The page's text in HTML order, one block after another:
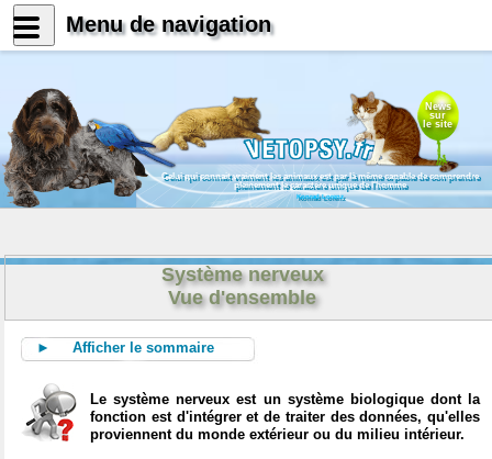
News
sur
le site
Celui qui connait vraiment les animaux est par là même capable de comprendre
pleinement le caractère unique de l'homme
Konrad Lorenz
Système nerveux
Vue d'ensemble
► Afficher le sommaire
Le système nerveux est un système biologique dont la
fonction est d'intégrer et de traiter des données, qu'elles
proviennent du monde extérieur ou du milieu intérieur.
Menu de navigation